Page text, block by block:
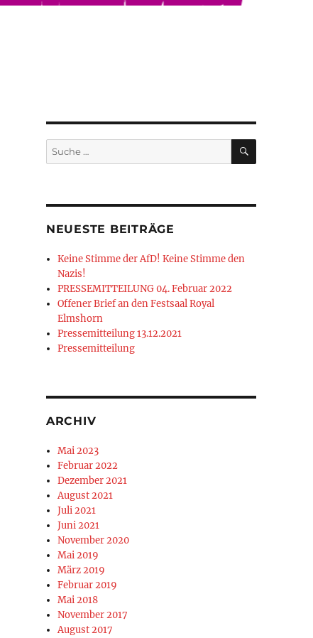
Suche
nach:
SUCHEN
NEUESTE BEITRÄGE
Keine Stimme der AfD! Keine Stimme den
Nazis!
PRESSEMITTEILUNG 04. Februar 2022
Offener Brief an den Festsaal Royal
Elmshorn
Pressemitteilung 13.12.2021
Pressemitteilung
ARCHIV
Mai 2023
Februar 2022
Dezember 2021
August 2021
Juli 2021
Juni 2021
November 2020
Mai 2019
März 2019
Februar 2019
Mai 2018
November 2017
August 2017